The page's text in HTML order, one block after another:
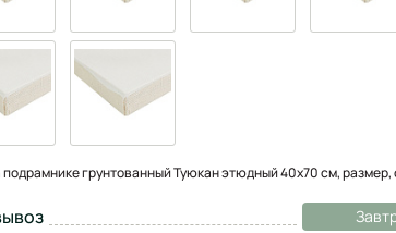
подрамнике грунтованный Туюкан этюдный 40x70 см, размер,